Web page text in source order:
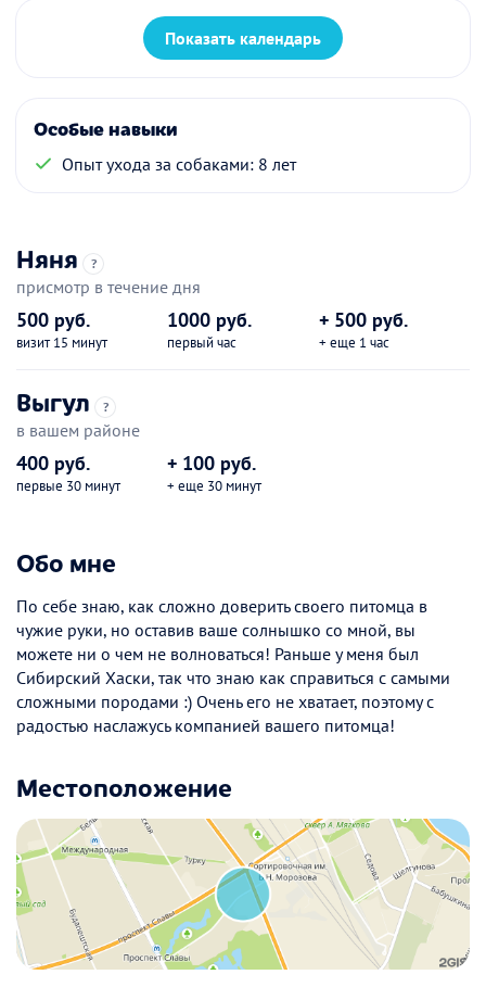
Показать календарь
Особые навыки
Опыт ухода за собаками: 8 лет
Няня ?
присмотр в течение дня
500 руб.
визит 15 минут
1000 руб.
первый час
+ 500 руб.
+ еще 1 час
Выгул ?
в вашем районе
400 руб.
первые 30 минут
+ 100 руб.
+ еще 30 минут
Обо мне
По себе знаю, как сложно доверить своего питомца в
чужие руки, но оставив ваше солнышко со мной, вы
можете ни о чем не волноваться! Раньше у меня был
Сибирский Хаски, так что знаю как справиться с самыми
сложными породами :) Очень его не хватает, поэтому с
радостью наслажусь компанией вашего питомца!
Местоположение